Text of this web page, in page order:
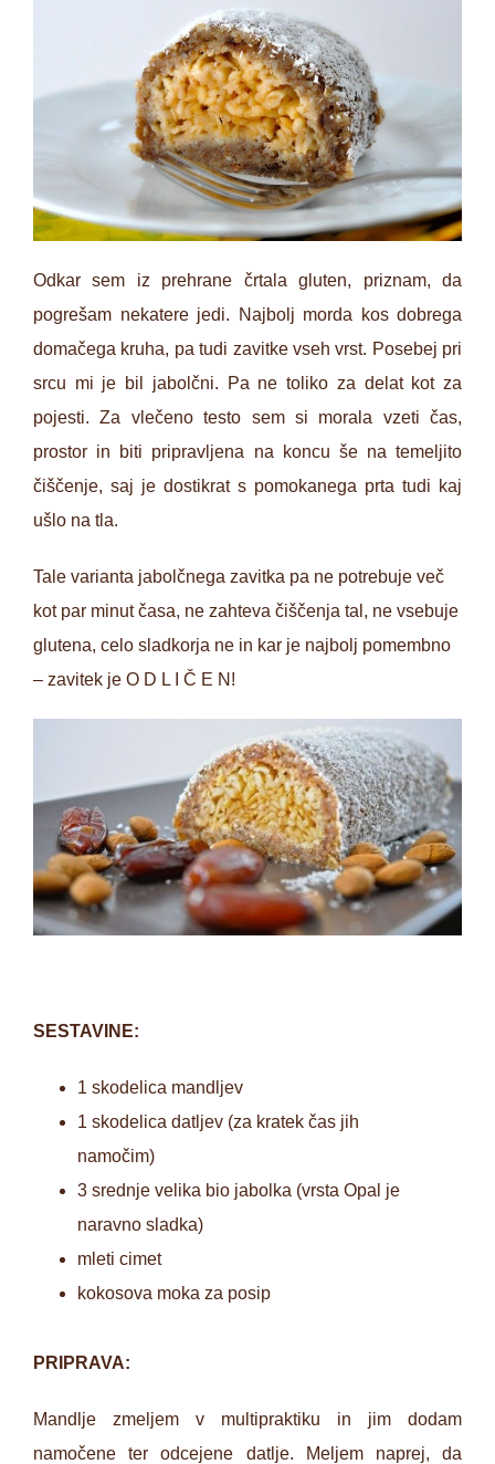
Odkar sem iz prehrane črtala gluten, priznam, da
pogrešam nekatere jedi. Najbolj morda kos dobrega
domačega kruha, pa tudi zavitke vseh vrst. Posebej pri
srcu mi je bil jabolčni. Pa ne toliko za delat kot za
pojesti. Za vlečeno testo sem si morala vzeti čas,
prostor in biti pripravljena na koncu še na temeljito
čiščenje, saj je dostikrat s pomokanega prta tudi kaj
ušlo na tla.
Tale varianta jabolčnega zavitka pa ne potrebuje več
kot par minut časa, ne zahteva čiščenja tal, ne vsebuje
glutena, celo sladkorja ne in kar je najbolj pomembno
– zavitek je O D L I Č E N!
SESTAVINE:
1 skodelica mandljev
1 skodelica datljev (za kratek čas jih
namočim)
3 srednje velika bio jabolka (vrsta Opal je
naravno sladka)
mleti cimet
kokosova moka za posip
PRIPRAVA:
Mandlje zmeljem v multipraktiku in jim dodam
namočene ter odcejene datlje. Meljem naprej, da